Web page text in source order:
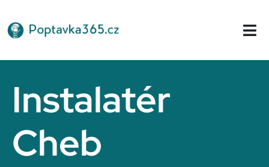
na
obsah
Instalatér
Cheb